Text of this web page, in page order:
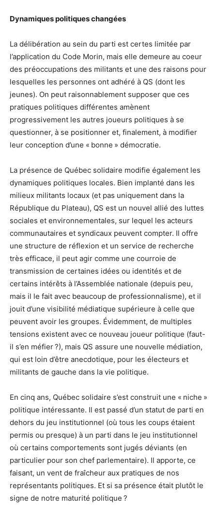
Dynamiques politiques changées
La délibération au sein du parti est certes limitée par
l’application du Code Morin, mais elle demeure au coeur
des préoccupations des militants et une des raisons pour
lesquelles les personnes ont adhéré à QS (dont les
jeunes). On peut raisonnablement supposer que ces
pratiques politiques différentes amènent
progressivement les autres joueurs politiques à se
questionner, à se positionner et, finalement, à modifier
leur conception d’une « bonne » démocratie.
La présence de Québec solidaire modifie également les
dynamiques politiques locales. Bien implanté dans les
milieux militants locaux (et pas uniquement dans la
République du Plateau), QS est un nouvel allié des luttes
sociales et environnementales, sur lequel les acteurs
communautaires et syndicaux peuvent compter. Il offre
une structure de réflexion et un service de recherche
très efficace, il peut agir comme une courroie de
transmission de certaines idées ou identités et de
certains intérêts à l’Assemblée nationale (depuis peu,
mais il le fait avec beaucoup de professionnalisme), et il
jouit d’une visibilité médiatique supérieure à celle que
peuvent avoir les groupes. Évidemment, de multiples
tensions existent avec ce nouveau joueur politique (faut-
il s’en méfier ?), mais QS assure une nouvelle médiation,
qui est loin d’être anecdotique, pour les électeurs et
militants de gauche dans la vie politique.
En cinq ans, Québec solidaire s’est construit une « niche »
politique intéressante. Il est passé d’un statut de parti en
dehors du jeu institutionnel (où tous les coups étaient
permis ou presque) à un parti dans le jeu institutionnel
où certains comportements sont jugés déviants (en
particulier pour son chef parlementaire). Il apporte, ce
faisant, un vent de fraîcheur aux pratiques de nos
représentants politiques. Et si sa présence était plutôt le
signe de notre maturité politique ?